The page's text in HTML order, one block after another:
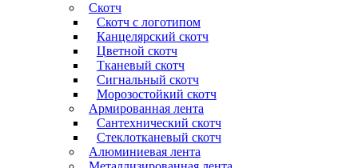
Скотч
Скотч с логотипом
Канцелярский скотч
Цветной скотч
Тканевый скотч
Сигнальный скотч
Морозостойкий скотч
Армированная лента
Сантехнический скотч
Стеклотканевый скотч
Алюминиевая лента